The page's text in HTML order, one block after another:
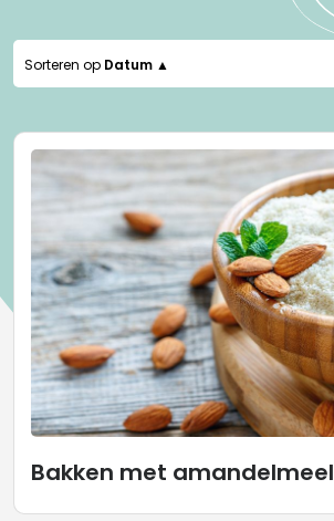
Sorteren op Datum ▲
Bakken met amandelmeel